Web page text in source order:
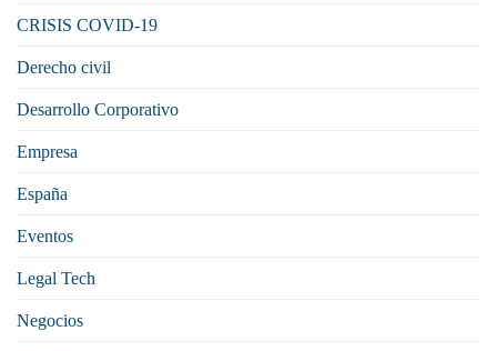
CRISIS COVID-19
Derecho civil
Desarrollo Corporativo
Empresa
España
Eventos
Legal Tech
Negocios